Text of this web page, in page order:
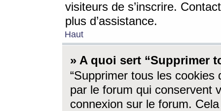
visiteurs de s’inscrire.
plus d’assistance.
Haut
» A quoi sert “Supprimer
“Supprimer tous les cookies
par le forum qui conservent
connexion sur le forum.